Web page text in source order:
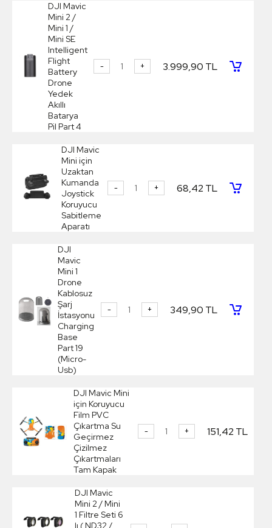
DJI Mavic
Mini 2 /
Mini 1 /
Mini SE
Intelligent
Flight
Battery
Drone
Yedek
Akıllı
Batarya
Pil Part 4
- + 3.999,90 TL
DJI Mavic
Mini için
Uzaktan
Kumanda
Joystick
Koruyucu
Sabitleme
Aparatı
- + 68,42 TL
DJI
Mavic
Mini 1
Drone
Kablosuz
Şarj
İstasyonu
Charging
Base
Part 19
(Micro-
Usb)
- + 349,90 TL
DJI Mavic Mini
için Koruyucu
Film PVC
Çıkartma Su
Geçirmez
Çizilmez
Çıkartmaları
Tam Kapak
- + 151,42 TL
DJI Mavic
Mini 2 / Mini
1 Filtre Seti 6
lı ( ND32 /